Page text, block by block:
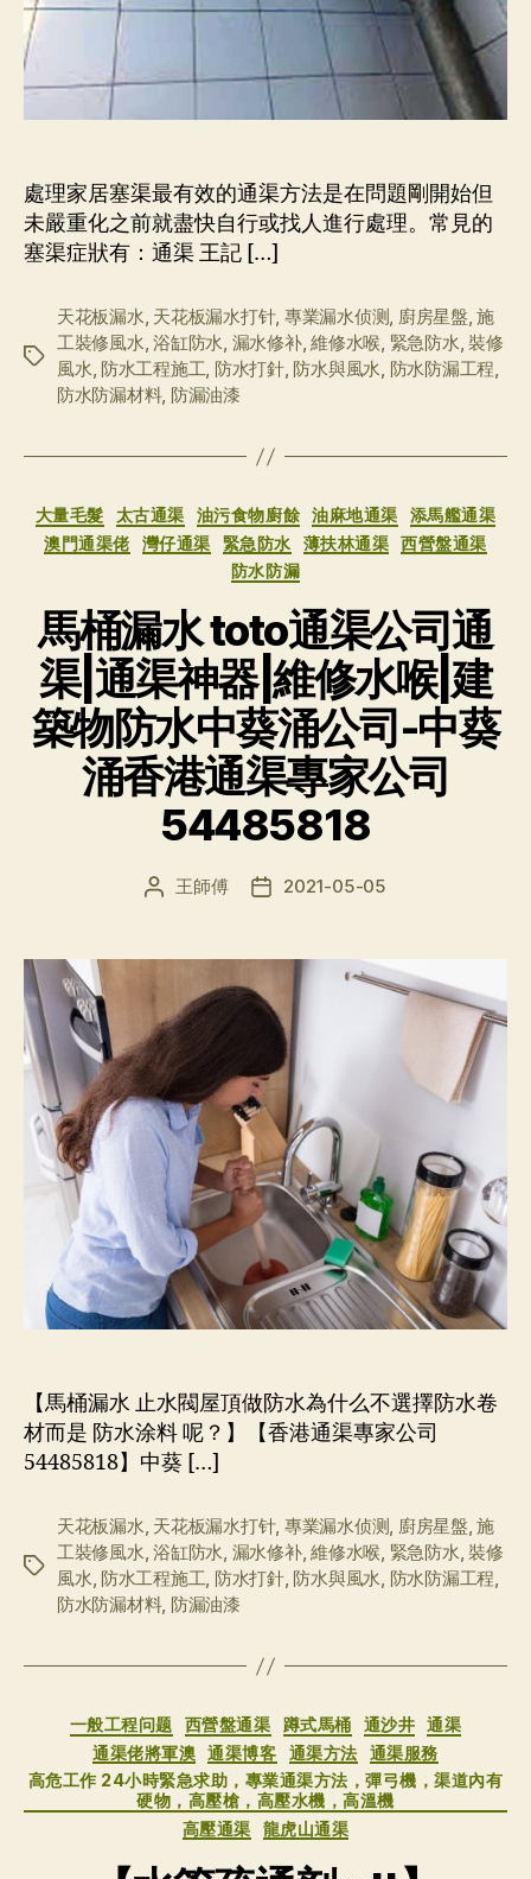
處理家居塞渠最有效的通渠方法是在問題剛開始但
未嚴重化之前就盡快自行或找人進行處理。常見的
塞渠症狀有：通渠 王記 […]
标
天花板漏水, 天花板漏水打针, 專業漏水侦测, 廚房星盤,施
工裝修風水,浴缸防水, 漏水修补,維修水喉, 緊急防水,裝修
風水, 防水工程施工, 防水打針, 防水與風水, 防水防漏工程,
防水防漏材料, 防漏油漆
分
类
大量毛髮 太古通渠 油污食物廚餘 油麻地通渠
添馬艦通渠
澳門通渠佬
灣仔通渠 緊急防水 薄扶林通渠
西營盤通渠
防水防漏
馬桶漏水 toto通渠公司通
渠|通渠神器|維修水喉|建
築物防水中葵涌公司-中葵
涌香港通渠專家公司
54485818
文
者
王師傅
发
期
2021-05-05
【馬桶漏水 止水閥屋頂做防水為什么不選擇防水卷
材而是 防水涂料 呢？】【香港通渠專家公司
54485818】中葵 […]
标
天花板漏水, 天花板漏水打针, 專業漏水侦测, 廚房星盤,施
工裝修風水,浴缸防水, 漏水修补,維修水喉, 緊急防水,裝修
風水, 防水工程施工, 防水打針, 防水與風水, 防水防漏工程,
防水防漏材料, 防漏油漆
分
类
一般工程问题 西營盤通渠 蹲式馬桶 通沙井 通渠
通渠佬將軍澳
通渠博客 通渠方法
通渠服務
高危工作 24小時緊急求助，專業通渠方法，彈弓機，渠道內有
硬物，高壓槍，高壓水機，高溫機
高壓通渠
龍虎山通渠